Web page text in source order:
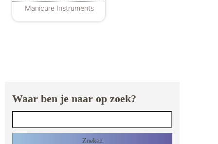
Manicure Instruments
Waar ben je naar op zoek?